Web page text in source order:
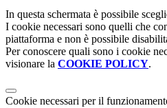
In questa schermata è possibile
I cookie necessari sono quelli che
piattaforma e non è possibile
Per conoscere quali sono i cookie
visionare la COOKIE POLICY.
Cookie necessari per il